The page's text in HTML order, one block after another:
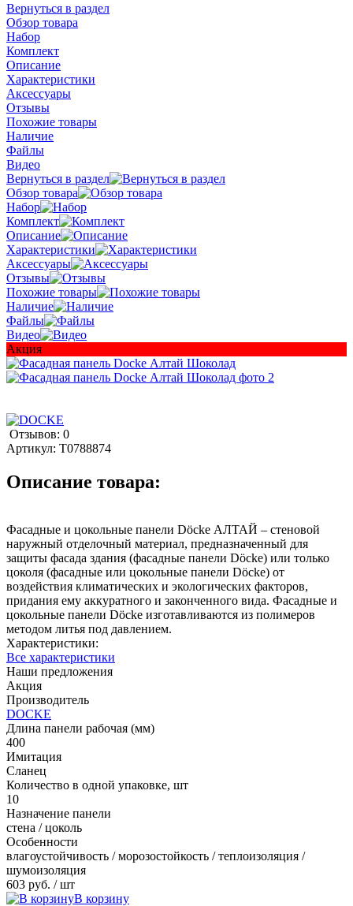
Вернуться в раздел
Обзор товара
Набор
Комплект
Описание
Характеристики
Аксессуары
Отзывы
Похожие товары
Наличие
Файлы
Видео
Вернуться в раздел
Обзор товара
Набор
Комплект
Описание
Характеристики
Аксессуары
Отзывы
Похожие товары
Наличие
Файлы
Видео
Акция
Отзывов: 0
Артикул: T0788874
Описание товара:
Фасадные и цокольные панели Döcke АЛТАЙ – стеновой
наружный отделочный материал, предназначенный для
защиты фасада здания (фасадные панели Döcke) или только
цоколя (фасадные или цокольные панели Döcke) от
воздействия климатических и экологических факторов,
придания ему аккуратного и законченного вида. Фасадные и
цокольные панели Döcke изготавливаются из полимеров
методом литья под давлением.
Характеристики:
Все характеристики
Наши предложения
Акция
Производитель
DOCKE
Длина панели рабочая (мм)
400
Имитация
Сланец
Количество в одной упаковке, шт
10
Назначение панели
стена / цоколь
Особенности
влагоустойчивость / морозостойкость / теплоизоляция /
шумоизоляция
603 руб. / шт
В корзину